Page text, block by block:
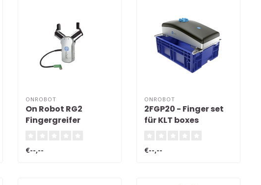
ONROBOT
On Robot RG2
Fingergreifer
€--,--
ONROBOT
2FGP20 - Finger set
für KLT boxes
€--,--